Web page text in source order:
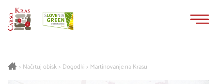
> Načrtuj obisk> Dogodki > Martinovanje na Krasu